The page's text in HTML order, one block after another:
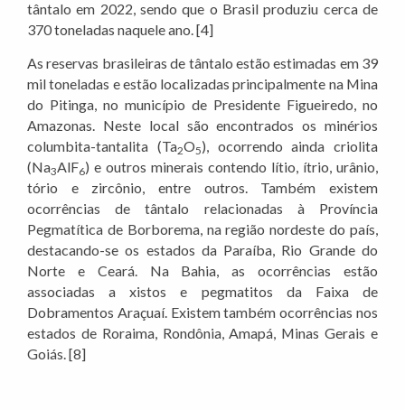
tântalo em 2022, sendo que o Brasil produziu cerca de
370 toneladas naquele ano. [4]
As reservas brasileiras de tântalo estão estimadas em 39
mil toneladas e estão localizadas principalmente na Mina
do Pitinga, no município de Presidente Figueiredo, no
Amazonas. Neste local são encontrados os minérios
columbita-tantalita (Ta2O5), ocorrendo ainda criolita
(Na3AlF6) e outros minerais contendo lítio, ítrio, urânio,
tório e zircônio, entre outros. Também existem
ocorrências de tântalo relacionadas à Província
Pegmatítica de Borborema, na região nordeste do país,
destacando-se os estados da Paraíba, Rio Grande do
Norte e Ceará. Na Bahia, as ocorrências estão
associadas a xistos e pegmatitos da Faixa de
Dobramentos Araçuaí. Existem também ocorrências nos
estados de Roraima, Rondônia, Amapá, Minas Gerais e
Goiás. [8]